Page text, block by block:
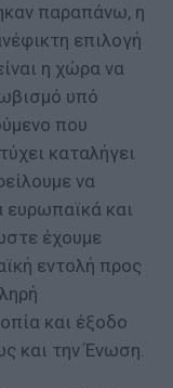
παραπάνω, η
επιλογή
η χώρα να
υπό
που
καταλήγει
να
και
έχουμε
εντολή προς
και έξοδο
και την Ένωση.